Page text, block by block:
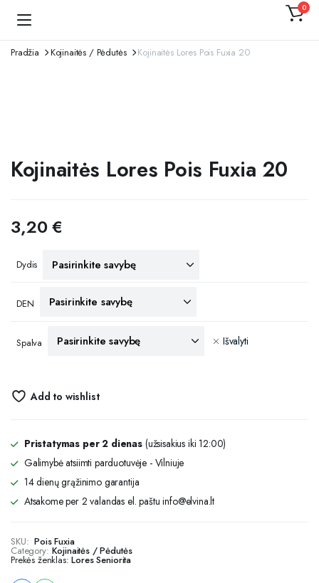
0
Pradžia Kojinaitės / Pėdutės Kojinaitės Lores Pois Fuxia 20
Kojinaitės Lores Pois Fuxia 20
3,20€
Dydis
DEN
Spalva Išvalyti
Add to wishlist
Pristatymas per 2 dienas (užsisakius iki 12:00)
Galimybė atsiimti parduotuvėje - Vilniuje
14 dienų grąžinimo garantija
Atsakome per 2 valandas el. paštu info@elvina.lt
SKU: Pois Fuxia
Category: Kojinaitės / Pėdutės
Prekės ženklas:Lores Seniorita